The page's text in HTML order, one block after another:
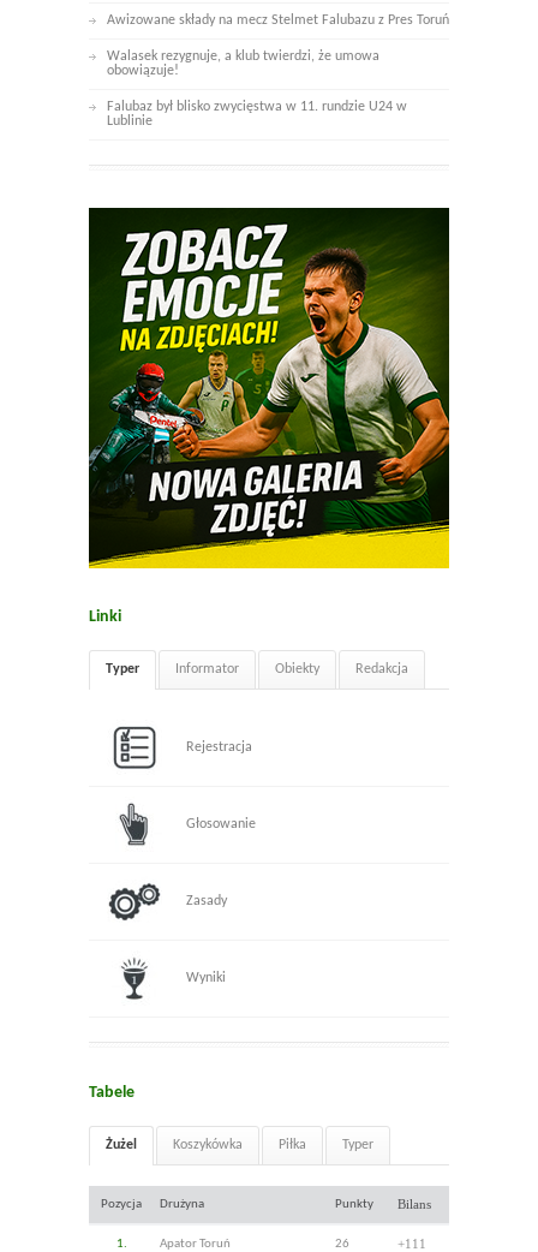
Awizowane składy na mecz Stelmet Falubazu z Pres Toruń
Walasek rezygnuje, a klub twierdzi, że umowa
obowiązuje!
Falubaz był blisko zwycięstwa w 11. rundzie U24 w
Lublinie
Linki
Typer Informator Obiekty Redakcja
Rejestracja
Głosowanie
Zasady
Wyniki
Tabele
Żużel Koszykówka Piłka Typer
Pozycja Drużyna Punkty Bilans
1. Apator Toruń 26 +111